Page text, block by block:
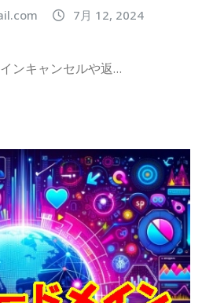
7月 12, 2024
ンキャンセルや返…